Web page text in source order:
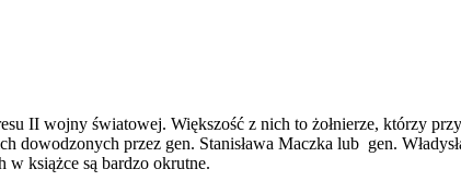
II wojny światowej. Większość z nich to żołnierze, którzy
przez gen. Stanisława Maczka lub gen.
książce są bardzo okrutne.